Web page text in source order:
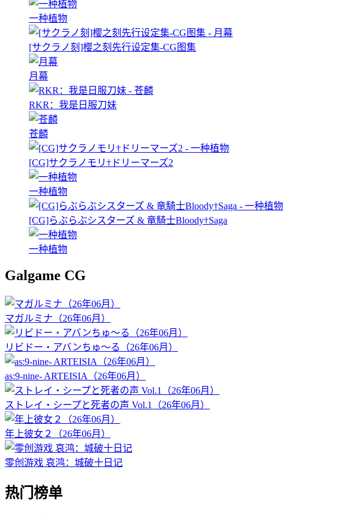
一种植物
[サクラノ刻]樱之刻先行设定集-CG图集
月幕
RKR：我是日服刀妹
苍麟
[CG]サクラノモリ†ドリーマーズ2
一种植物
[CG]らぶらぶシスターズ & 竜騎士Bloody†Saga
一种植物
Galgame CG
マガルミナ（26年06月）
リビドー・アバンちゅ～る（26年06月）
as:9-nine- ARTEISIA（26年06月）
ストレイ・シープと死者の声 Vol.1（26年06月）
年上彼女２（26年06月）
零创游戏 哀鸿：城破十日记
热门榜单